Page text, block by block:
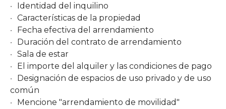
Identidad del inquilino
Características de la propiedad
Fecha efectiva del arrendamiento
Duración del contrato de arrendamiento
Sala de estar
El importe del alquiler y las condiciones de pago
Designación de espacios de uso privado y de uso
común
Mencione "arrendamiento de movilidad"